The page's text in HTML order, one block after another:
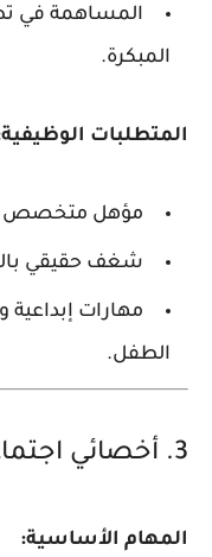
المساهمة في
المبكرة.
المتطلبات
مؤهل متخصص
شغف حقيقي
مهارات
الطفل.
3. أخصائي اجتماعي
المهام الأساسية: